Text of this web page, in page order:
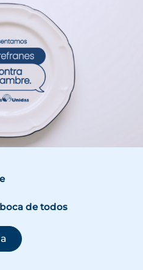
de todos
(se abre en una ventana